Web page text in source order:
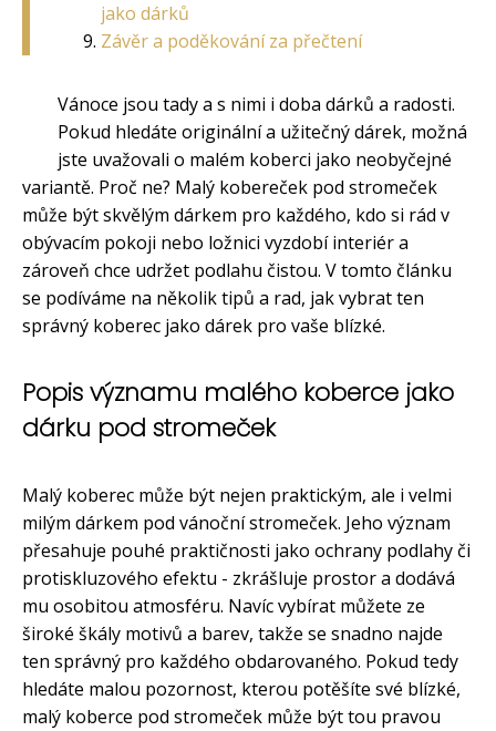
jako dárků
Závěr a poděkování za přečtení
Vánoce jsou tady a s nimi i doba dárků a radosti.
Pokud hledáte originální a užitečný dárek, možná
jste uvažovali o malém koberci jako neobyčejné
variantě. Proč ne? Malý kobereček pod stromeček
může být skvělým dárkem pro každého, kdo si rád v
obývacím pokoji nebo ložnici vyzdobí interiér a
zároveň chce udržet podlahu čistou. V tomto článku
se podíváme na několik tipů a rad, jak vybrat ten
správný koberec jako dárek pro vaše blízké.
Popis významu malého koberce jako
dárku pod stromeček
Malý koberec může být nejen praktickým, ale i velmi
milým dárkem pod vánoční stromeček. Jeho význam
přesahuje pouhé praktičnosti jako ochrany podlahy či
protiskluzového efektu - zkrášluje prostor a dodává
mu osobitou atmosféru. Navíc vybírat můžete ze
široké škály motivů a barev, takže se snadno najde
ten správný pro každého obdarovaného. Pokud tedy
hledáte malou pozornost, kterou potěšíte své blízké,
malý koberce pod stromeček může být tou pravou